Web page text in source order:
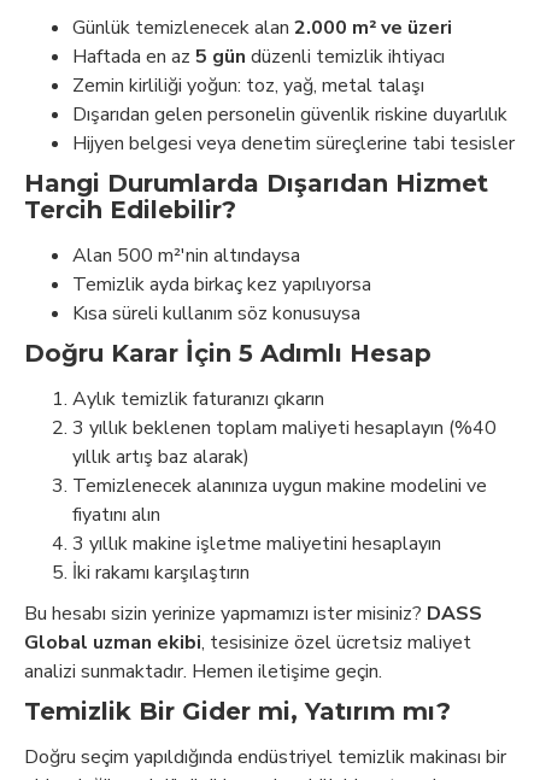
Günlük temizlenecek alan 2.000 m² ve üzeri
Haftada en az 5 gün düzenli temizlik ihtiyacı
Zemin kirliliği yoğun: toz, yağ, metal talaşı
Dışarıdan gelen personelin güvenlik riskine duyarlılık
Hijyen belgesi veya denetim süreçlerine tabi tesisler
Hangi Durumlarda Dışarıdan Hizmet
Tercih Edilebilir?
Alan 500 m²'nin altındaysa
Temizlik ayda birkaç kez yapılıyorsa
Kısa süreli kullanım söz konusuysa
Doğru Karar İçin 5 Adımlı Hesap
Aylık temizlik faturanızı çıkarın
3 yıllık beklenen toplam maliyeti hesaplayın (%40
yıllık artış baz alarak)
Temizlenecek alanınıza uygun makine modelini ve
fiyatını alın
3 yıllık makine işletme maliyetini hesaplayın
İki rakamı karşılaştırın
Bu hesabı sizin yerinize yapmamızı ister misiniz? DASS
Global uzman ekibi, tesisinize özel ücretsiz maliyet
analizi sunmaktadır. Hemen iletişime geçin.
Temizlik Bir Gider mi, Yatırım mı?
Doğru seçim yapıldığında endüstriyel temizlik makinası bir